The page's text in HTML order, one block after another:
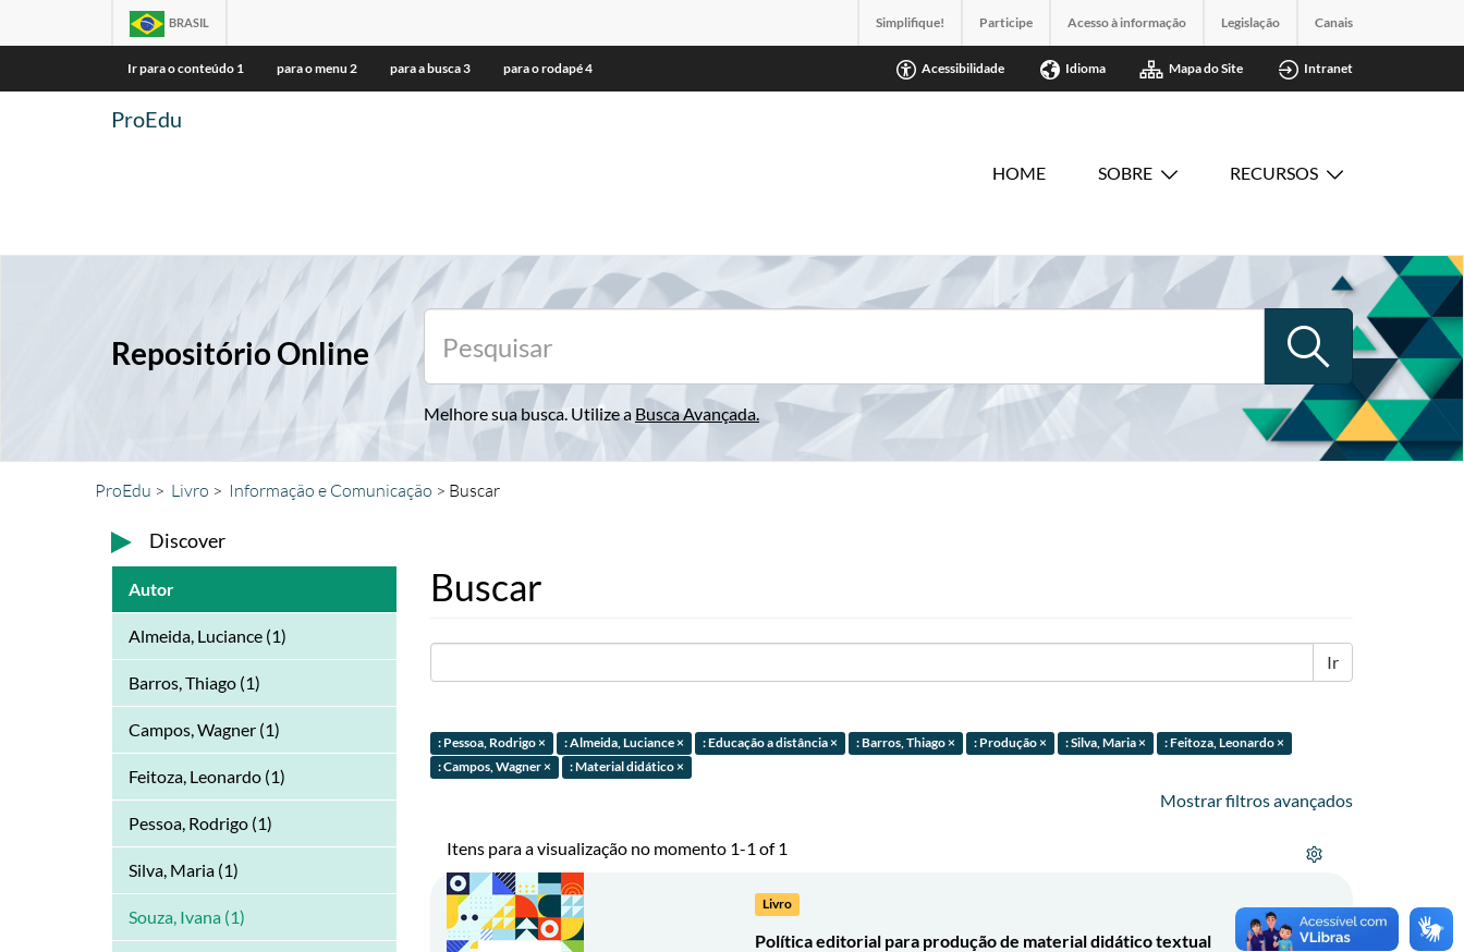
BRASIL Simplifique! Participe Acesso à informação Legislação Canais
Ir para o conteúdo 1 para o menu 2 para a busca3 para o rodapé4 Acessibilidade Idioma Mapa do Site Intranet
ProEdu
HOME SOBRE RECURSOS
Repositório Online
Melhore sua busca. Utilize a Busca Avançada.
ProEdu Livro Informação e Comunicação Buscar
Discover
Autor
Almeida, Luciance (1)
Barros, Thiago (1)
Campos, Wagner (1)
Feitoza, Leonardo (1)
Pessoa, Rodrigo (1)
Silva, Maria (1)
Souza, Ivana (1)
Buscar
Ir
: Pessoa, Rodrigo × : Almeida, Luciance × : Educação a distância × : Barros, Thiago × : Produção × : Silva, Maria ×
: Feitoza, Leonardo ×
: Campos, Wagner ×
: Material didático ×
Mostrar filtros avançados
Itens para a visualização no momento 1-1 of 1
Livro
Política editorial para produção de material didático textual